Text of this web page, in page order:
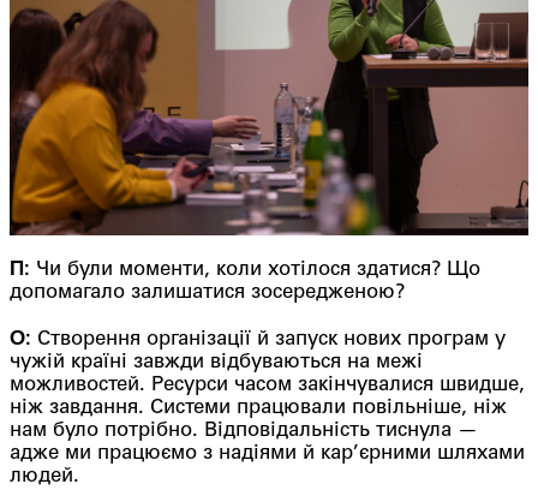
П: Чи були моменти, коли хотілося здатися? Що
допомагало залишатися зосередженою?
О: Створення організації й запуск нових програм у
чужій країні завжди відбуваються на межі
можливостей. Ресурси часом закінчувалися швидше,
ніж завдання. Системи працювали повільніше, ніж
нам було потрібно. Відповідальність тиснула —
адже ми працюємо з надіями й кар’єрними шляхами
людей.